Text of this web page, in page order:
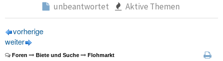
unbeantwortet
Aktive Themen
vorherige
weiter
Foren Biete und Suche Flohmarkt